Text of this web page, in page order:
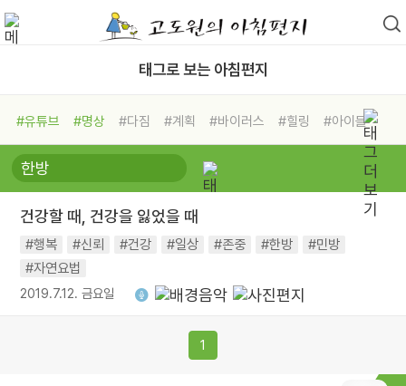
태그로 보는 아침편지
#유튜브 #명상 #다짐 #계획 #바이러스 #힐링
#아이들
#비전캠프
#독서캠프 #삶
#희망
#나눔 #친구 #링컨학교
#독서
#건강 #면역력
건강할 때, 건강을 잃었을 때
#행복 #신뢰 #건강 #일상 #존중 #한방
#민방
#자연요법
2019.7.12. 금요일
1